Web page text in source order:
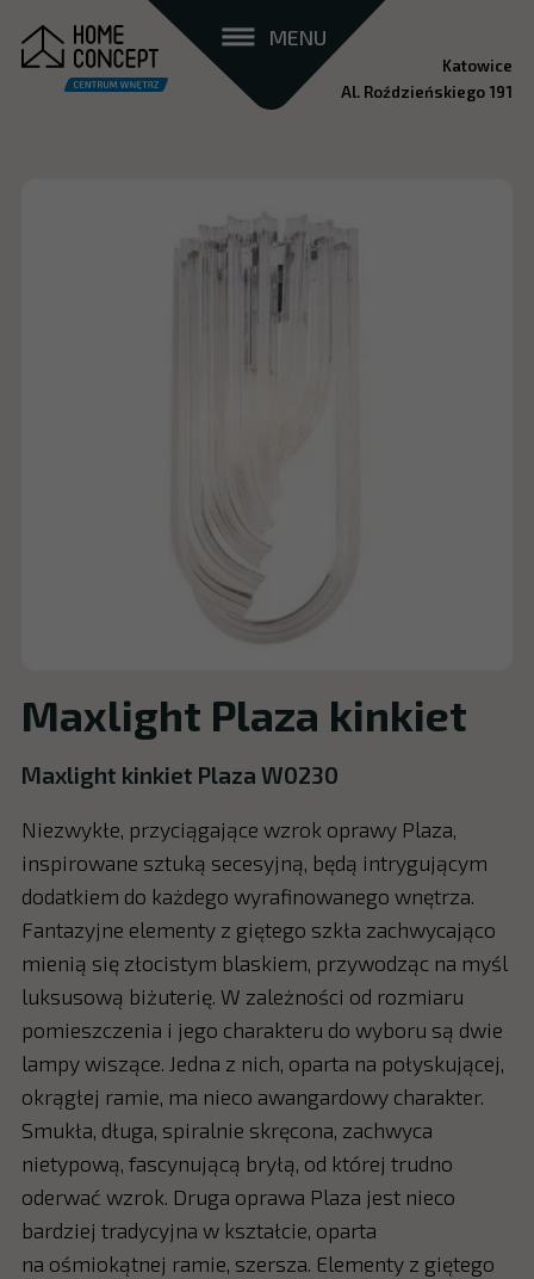
MENU
Katowice
Al. Roździeńskiego 191
Maxlight Plaza kinkiet
Maxlight kinkiet Plaza W0230
Niezwykłe, przyciągające wzrok oprawy Plaza,
inspirowane sztuką secesyjną, będą intrygującym
dodatkiem do każdego wyrafinowanego wnętrza.
Fantazyjne elementy z giętego szkła zachwycająco
mienią się złocistym blaskiem, przywodząc na myśl
luksusową biżuterię. W zależności od rozmiaru
pomieszczenia i jego charakteru do wyboru są dwie
lampy wiszące. Jedna z nich, oparta na połyskującej,
okrągłej ramie, ma nieco awangardowy charakter.
Smukła, długa, spiralnie skręcona, zachwyca
nietypową, fascynującą bryłą, od której trudno
oderwać wzrok. Druga oprawa Plaza jest nieco
bardziej tradycyjna w kształcie, oparta
na ośmiokątnej ramie, szersza. Elementy z giętego